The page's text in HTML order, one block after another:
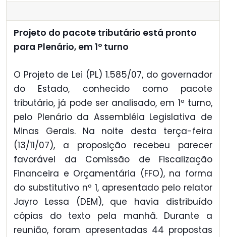
Projeto do pacote tributário está pronto
para Plenário, em 1º turno
O Projeto de Lei (PL) 1.585/07, do governador
do Estado, conhecido como pacote
tributário, já pode ser analisado, em 1º turno,
pelo Plenário da Assembléia Legislativa de
Minas Gerais. Na noite desta terça-feira
(13/11/07), a proposição recebeu parecer
favorável da Comissão de Fiscalização
Financeira e Orçamentária (FFO), na forma
do substitutivo nº 1, apresentado pelo relator
Jayro Lessa (DEM), que havia distribuído
cópias do texto pela manhã. Durante a
reunião, foram apresentadas 44 propostas